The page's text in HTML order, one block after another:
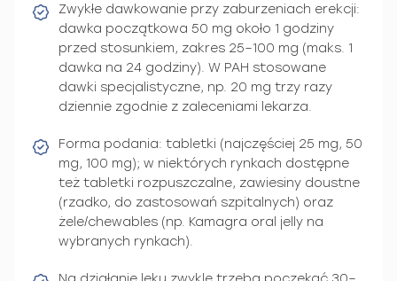
Zwykłe dawkowanie przy zaburzeniach erekcji:
dawka początkowa 50 mg około 1 godziny
przed stosunkiem, zakres 25–100 mg (maks. 1
dawka na 24 godziny). W PAH stosowane
dawki specjalistyczne, np. 20 mg trzy razy
dziennie zgodnie z zaleceniami lekarza.
Forma podania: tabletki (najczęściej 25 mg, 50
mg, 100 mg); w niektórych rynkach dostępne
też tabletki rozpuszczalne, zawiesiny doustne
(rzadko, do zastosowań szpitalnych) oraz
żele/chewables (np. Kamagra oral jelly na
wybranych rynkach).